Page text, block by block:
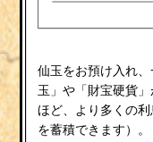
仙玉をお預け入れ
玉」や「財宝硬貨
ほど、より多くの
を蓄積できます）。